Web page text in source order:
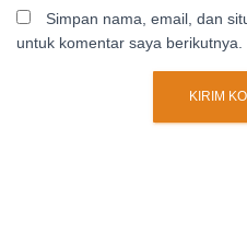
Simpan nama, email, dan
untuk komentar saya berikutnya.